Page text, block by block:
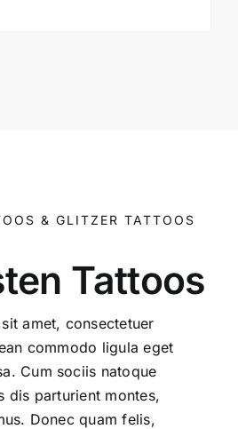
& GLITZER TATTOOS
Tattoos
amet, consectetuer
commodo ligula eget
Cum sociis natoque
dis parturient montes,
Donec quam felis,